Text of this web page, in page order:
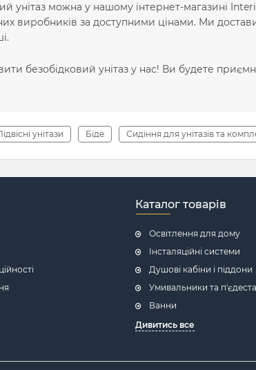
унітаз можна у нашому інтернет-магазині
виробників за доступними цінами. Ми
безобідковий унітаз у нас! Ви будете
унітази Біде Сидіння для унітазів та
Каталог товарів
Освітлення для дому
Інсталяційні системи
Душові кабіни і піддони
Умивальники та
Ванни
Дивитись все